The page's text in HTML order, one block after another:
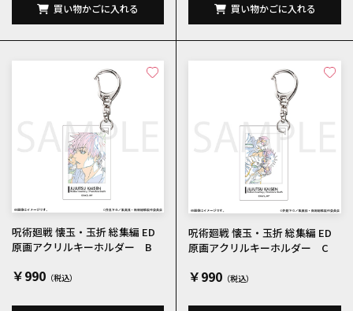
買い物かごに入れる 買い物かごに入れる
呪術廻戦 懐玉・玉折 総集編 ED
原画アクリルキーホルダー B
￥990
呪術廻戦 懐玉・玉折 総集編 ED
原画アクリルキーホルダー C
￥990